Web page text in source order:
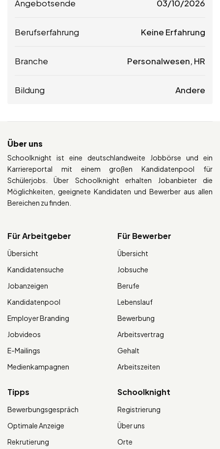
Angebotsende 03/10/2026
Berufserfahrung Keine Erfahrung
Branche Personalwesen, HR
Bildung Andere
Über uns
Schoolknight ist eine deutschlandweite Jobbörse und ein
Karriereportal mit einem großen Kandidatenpool für
Schülerjobs. Über Schoolknight erhalten Jobanbieter die
Möglichkeiten, geeignete Kandidaten und Bewerber aus allen
Bereichen zu finden.
Für Arbeitgeber
Übersicht
Kandidatensuche
Jobanzeigen
Kandidatenpool
Employer Branding
Jobvideos
E-Mailings
Medienkampagnen
Für Bewerber
Übersicht
Jobsuche
Berufe
Lebenslauf
Bewerbung
Arbeitsvertrag
Gehalt
Arbeitszeiten
Tipps
Bewerbungsgespräch
Optimale Anzeige
Rekrutierung
Schoolknight
Registrierung
Über uns
Orte